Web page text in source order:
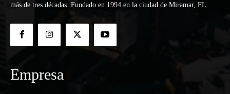
más de tres décadas. Fundado en 1994 en la ciudad de Miramar, FL.
Empresa